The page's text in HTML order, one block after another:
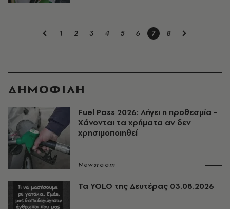
1 2 3 4 5 6 7 8
ΔΗΜΟΦΙΛΗ
Fuel Pass 2026: Λήγει η προθεσμία -
Χάνονται τα χρήματα αν δεν
χρησιμοποιηθεί
Newsroom
Τα YOLO της Δευτέρας 03.08.2026